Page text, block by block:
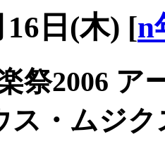
16日(木) [n
祭2006 ア
ス・ムジク